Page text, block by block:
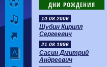
ДНИ РОЖДЕНИЯ
10.08.2006
Шубин Кирилл
Сергеевич
21.08.1996
Сасин Дмитрий
Андреевич